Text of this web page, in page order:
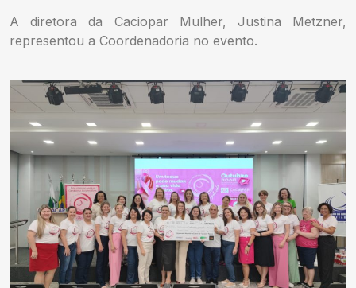
A diretora da Caciopar Mulher, Justina Metzner,
representou a Coordenadoria no evento.